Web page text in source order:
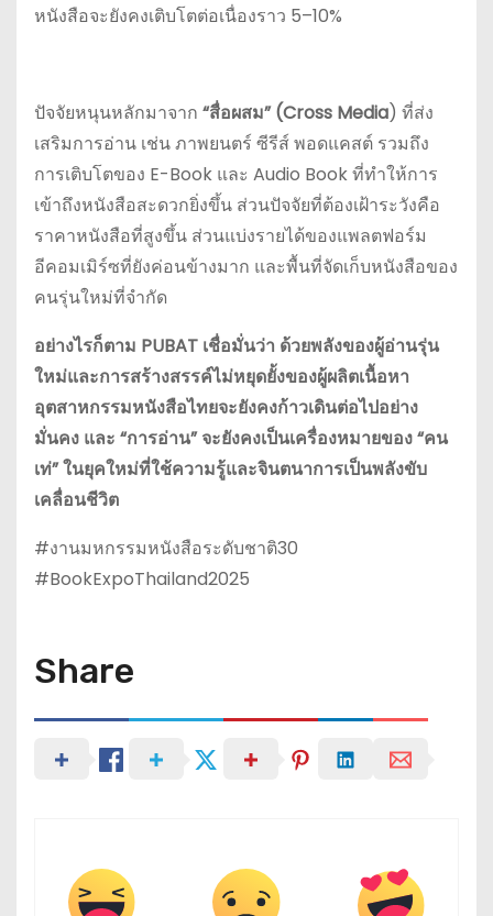
หนังสือจะยังคงเติบโตต่อเนื่องราว 5–10%
ปัจจัยหนุนหลักมาจาก “สื่อผสม” (Cross Media) ที่ส่ง
เสริมการอ่าน เช่น ภาพยนตร์ ซีรีส์ พอดแคสต์ รวมถึง
การเติบโตของ E-Book และ Audio Book ที่ทำให้การ
เข้าถึงหนังสือสะดวกยิ่งขึ้น ส่วนปัจจัยที่ต้องเฝ้าระวังคือ
ราคาหนังสือที่สูงขึ้น ส่วนแบ่งรายได้ของแพลตฟอร์ม
อีคอมเมิร์ซที่ยังค่อนข้างมาก และพื้นที่จัดเก็บหนังสือของ
คนรุ่นใหม่ที่จำกัด
อย่างไรก็ตาม PUBAT เชื่อมั่นว่า ด้วยพลังของผู้อ่านรุ่น
ใหม่และการสร้างสรรค์ไม่หยุดยั้งของผู้ผลิตเนื้อหา
อุตสาหกรรมหนังสือไทยจะยังคงก้าวเดินต่อไปอย่าง
มั่นคง และ “การอ่าน” จะยังคงเป็นเครื่องหมายของ “คน
เท่” ในยุคใหม่ที่ใช้ความรู้และจินตนาการเป็นพลังขับ
เคลื่อนชีวิต
#งานมหกรรมหนังสือระดับชาติ30
#BookExpoThailand2025
Share